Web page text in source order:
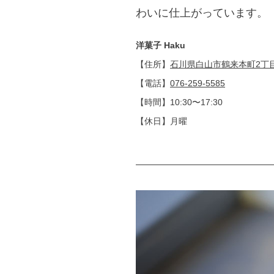
わいに仕上がっています。
洋菓子 Haku
【住所】 石川県白山市鶴来本町2丁
【電話】 076-259-5585
【時間】10:30〜17:30
【休日】月曜